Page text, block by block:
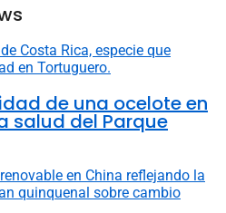
de una ocelote en
salud del Parque